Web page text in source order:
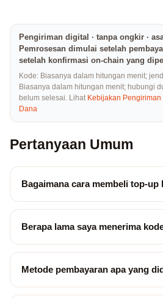
Pengiriman digital · tanpa ongkir ·
Pemrosesan dimulai setelah
setelah konfirmasi on-chain yang
Kode: Biasanya dalam hitungan menit;
Biasanya dalam hitungan menit; hubungi
belum selesai. Lihat Kebijakan Pengiriman
Dana
Pertanyaan Umum
Bagaimana cara membeli top-up
Berapa lama saya menerima
Metode pembayaran apa yang